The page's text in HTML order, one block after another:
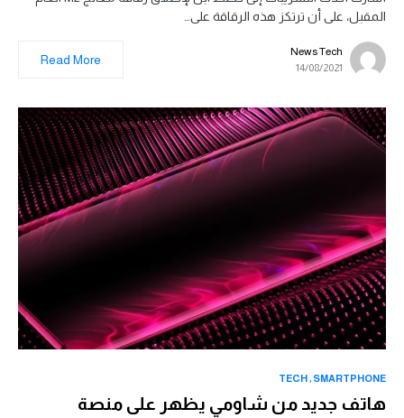
المقبل، على أن ترتكز هذه الرقاقة على…
News Tech
14/08/2021
Read More
SMARTPHONE
TECH
هاتف جديد من شاومي يظهر على منصة